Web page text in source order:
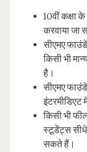
10वीं कक्षा
करवाया जा
सीएमए
किसी भी
है।
सीएमए
किसी भी
स्टूडेंट्स सीधे
सकते हैं।